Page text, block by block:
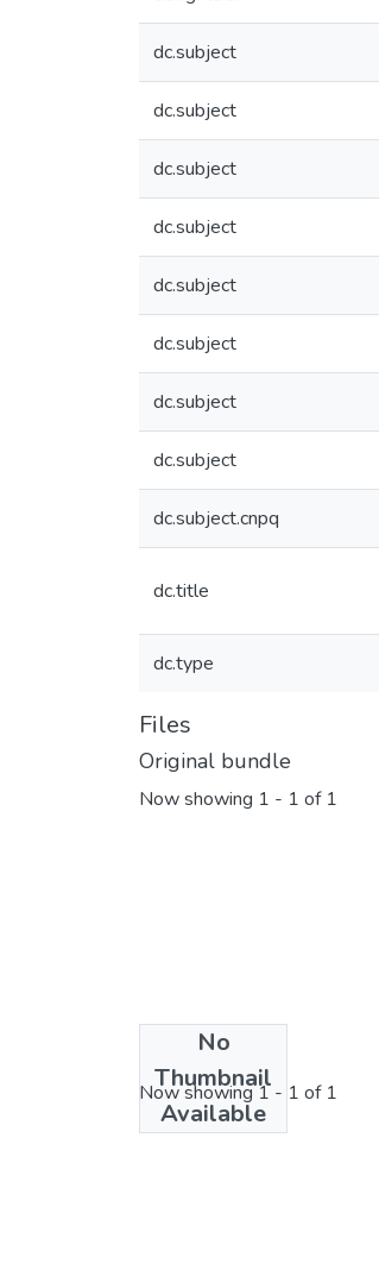
dc.subject
dc.subject
dc.subject
dc.subject
dc.subject
dc.subject
dc.subject
dc.subject
dc.subject.cnpq
dc.title
dc.type
Files
Original bundle
Now showing 1 - 1 of 1
No
Thumbnail
Available
License bundle
Now showing1 - 1 of 1